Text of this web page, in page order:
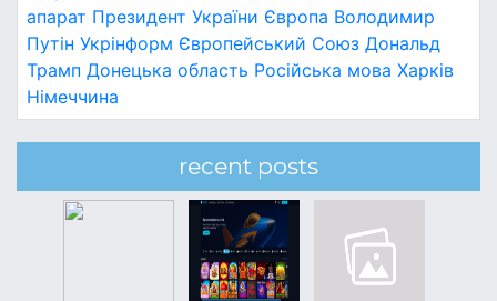
апарат Президент України Європа Володимир
Путін Укрінформ Європейський Союз Дональд
Трамп Донецька область Російська мова Харків
Німеччина
recent posts